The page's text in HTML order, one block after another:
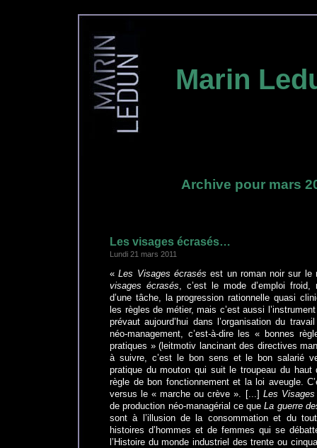
Marin
Archive pour mars
Les visages écrasés…
Lundi 21 mars 2011
«Les Visages écrasés est un roman noir sur le
visages écrasés, c’est le mode d’emploi froid,
d’une tâche, la progression rationnelle quasi
les règles de métier, mais c’est aussi
prévaut aujourd’hui dans l’organisation du
néo-management, c’est-à-dire les « bonnes
pratiques » (leitmotiv lancinant des directives
à suivre, c’est le bon sens et le bon salarié
pratique du mouton qui suit le troupeau du haut
règle de bon fonctionnement et la loi aveugle.
versus le « marche ou crève ». [...] Les
de production néo-managérial ce queLa guerre
sont à l’illusion de la consommation et du
histoires d’hommes et de femmes qui se
l’Histoire du monde industriel des trente ou